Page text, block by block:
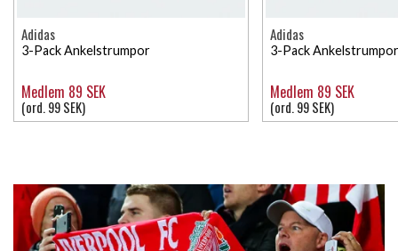
Adidas
3-Pack Ankelstrumpor
Medlem 89 SEK
(ord. 99 SEK)
Adidas
3-Pack
Medlem 89 SEK
(ord. 99 SEK)